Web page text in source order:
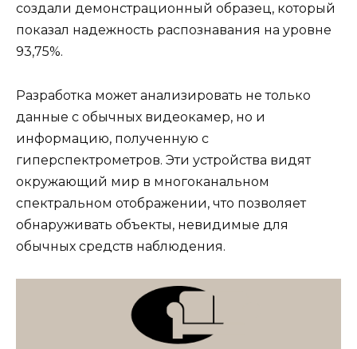
создали демонстрационный образец, который
показал надежность распознавания на уровне
93,75%.
Разработка может анализировать не только
данные с обычных видеокамер, но и
информацию, полученную с
гиперспектрометров. Эти устройства видят
окружающий мир в многоканальном
спектральном отображении, что позволяет
обнаруживать объекты, невидимые для
обычных средств наблюдения.